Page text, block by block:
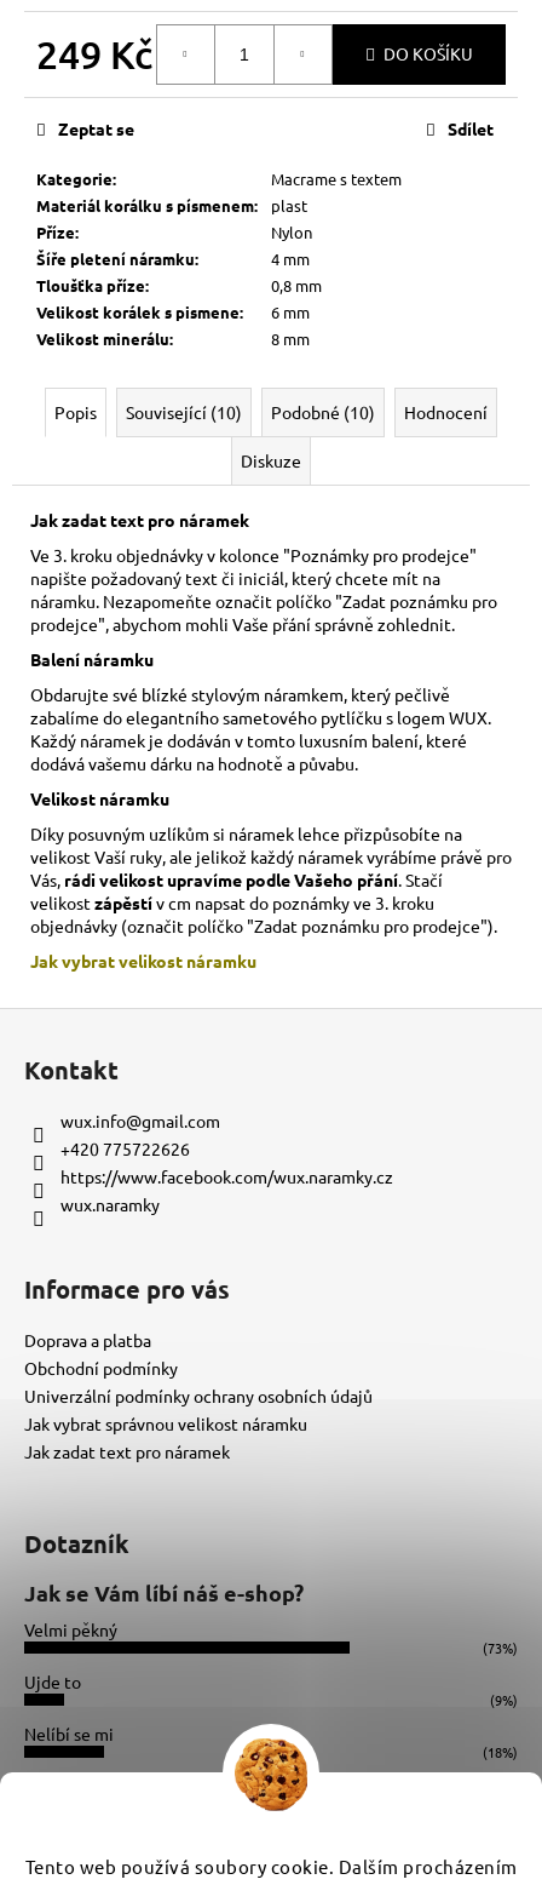
Tento web používá soubory cookie. Dalším procházením
249 Kč DO KOŠÍKU
Kategorie:
Macrame s textem
Materiál korálku s písmenem:
plast
Příze:
Nylon
Šíře pletení náramku:
4 mm
Tloušťka příze:
0,8 mm
Velikost korálek s pismene:
6 mm
Velikost minerálu: 8 mm
Zeptat se Sdílet
Popis Související (10) Podobné (10) Hodnocení
Diskuze
Jak zadat text pro náramek
Ve 3. kroku objednávky v kolonce "Poznámky pro prodejce"
napište požadovaný text či iniciál, který chcete mít na
náramku. Nezapomeňte označit políčko "Zadat poznámku pro
prodejce", abychom mohli Vaše přání správně zohlednit.
Balení náramku
Obdarujte své blízké stylovým náramkem, který pečlivě
zabalíme do elegantního sametového pytlíčku s logem WUX.
Každý náramek je dodáván v tomto luxusním balení, které
dodává vašemu dárku na hodnotě a půvabu.
Velikost náramku
Díky posuvným uzlíkům si náramek lehce přizpůsobíte na
velikost Vaší ruky, ale jelikož každý náramek vyrábíme právě pro
Vás, rádi velikost upravíme podle Vašeho přání . Stačí
velikostzápěstív cm napsat do poznámky ve 3. kroku
objednávky (označit políčko "Zadat poznámku pro prodejce").
Jak vybrat velikost náramku
129
Kč
Kontakt
wux.info@gmail.com
+420 775722626
https://www.facebook.com/wux.naramky.cz
wux.naramky
Informace pro vás
Doprava a platba
Obchodní podmínky
Univerzální podmínky ochrany osobních údajů
Jak vybrat správnou velikost náramku
Jak zadat text pro náramek
Dotazník
Jak se Vám líbí náš e-shop?
Velmi pěkný
(73%)
Ujde to
(9%)
Nelíbí se mi
(18%)
Instagram